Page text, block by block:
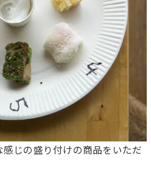
じの盛り付けの商品をいただ